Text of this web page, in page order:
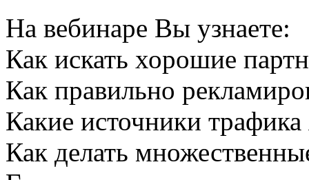
На вебинаре Вы узнаете:
Как искать хорошие
Как правильно
Какие источники
Как делать